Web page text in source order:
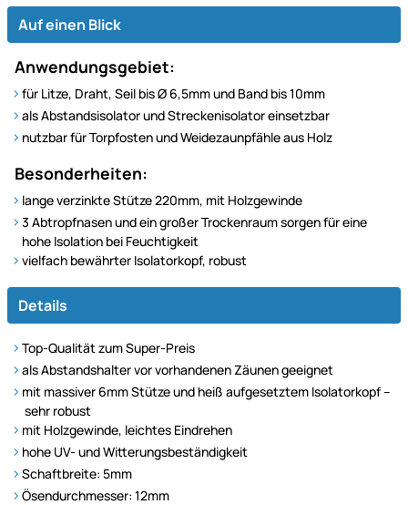
Auf einen Blick
Anwendungsgebiet:
für Litze, Draht, Seil bis Ø 6,5mm und Band bis 10mm
als Abstandsisolator und Streckenisolator einsetzbar
nutzbar für Torpfosten und Weidezaunpfähle aus Holz
Besonderheiten:
lange verzinkte Stütze 220mm, mit Holzgewinde
3 Abtropfnasen und ein großer Trockenraum sorgen für eine
hohe Isolation bei Feuchtigkeit
vielfach bewährter Isolatorkopf, robust
Details
Top-Qualität zum Super-Preis
als Abstandshalter vor vorhandenen Zäunen geeignet
mit massiver 6mm Stütze und heiß aufgesetztem Isolatorkopf –
sehr robust
mit Holzgewinde, leichtes Eindrehen
hohe UV- und Witterungsbeständigkeit
Schaftbreite: 5mm
Ösendurchmesser: 12mm